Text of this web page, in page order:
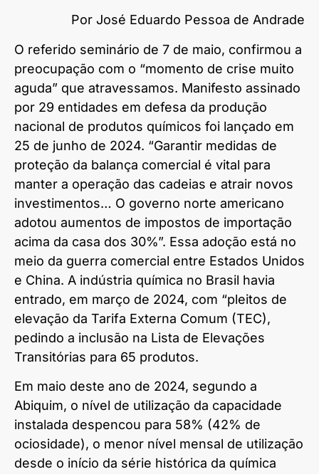
Por José Eduardo Pessoa de Andrade
O referido seminário de 7 de maio, confirmou a
preocupação com o “momento de crise muito
aguda” que atravessamos. Manifesto assinado
por 29 entidades em defesa da produção
nacional de produtos químicos foi lançado em
25 de junho de 2024. “Garantir medidas de
proteção da balança comercial é vital para
manter a operação das cadeias e atrair novos
investimentos… O governo norte americano
adotou aumentos de impostos de importação
acima da casa dos 30%”. Essa adoção está no
meio da guerra comercial entre Estados Unidos
e China. A indústria química no Brasil havia
entrado, em março de 2024, com “pleitos de
elevação da Tarifa Externa Comum (TEC),
pedindo a inclusão na Lista de Elevações
Transitórias para 65 produtos.
Em maio deste ano de 2024, segundo a
Abiquim, o nível de utilização da capacidade
instalada despencou para 58% (42% de
ociosidade), o menor nível mensal de utilização
desde o início da série histórica da química